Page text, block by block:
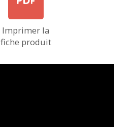
Imprimer la
fiche produit